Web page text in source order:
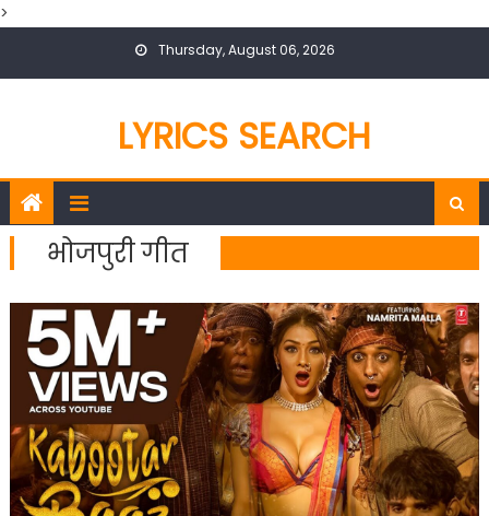
>
Thursday, August 06, 2026
LYRICS SEARCH
भोजपुरी गीत